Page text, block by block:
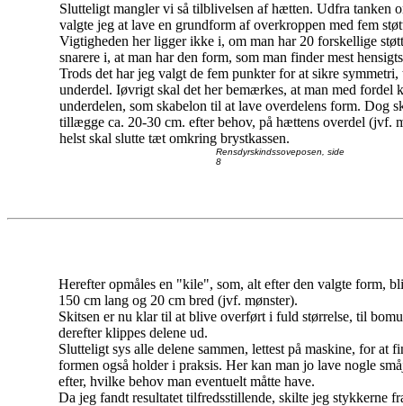
Slutteligt mangler vi så tilblivelsen af hætten. Udfra tanken
valgte jeg at lave en grundform af overkroppen med fem
Vigtigheden her ligger ikke i, om man har 20 forskellige
snarere i, at man har den form, som man finder mest
Trods det har jeg valgt de fem punkter for at sikre
underdel. Iøvrigt skal det her bemærkes, at man med fordel
underdelen, som skabelon til at lave overdelens form. Dog
tillægge ca. 20-30 cm. efter behov, på hættens overdel (jvf.
helst skal slutte tæt omkring brystkassen.
Rensdyrskindssoveposen, side
8
Herefter opmåles en "kile", som, alt efter den valgte form,
150 cm lang og 20 cm bred (jvf. mønster).
Skitsen er nu klar til at blive overført i fuld størrelse, til
derefter klippes delene ud.
Slutteligt sys alle delene sammen, lettest på maskine, for at
formen også holder i praksis. Her kan man jo lave nogle
efter, hvilke behov man eventuelt måtte have.
Da jeg fandt resultatet tilfredsstillende, skilte jeg stykkerne